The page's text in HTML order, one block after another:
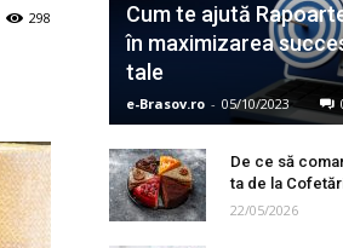
298
Cum te ajută
în maximizarea
tale
e-Brasov.ro - 05/10/2023
De ce să
ta de la
22/05/2026